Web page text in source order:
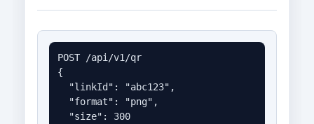
POST /api/v1/qr
{
  "linkId": "abc123",
  "format": "png",
  "size": 300